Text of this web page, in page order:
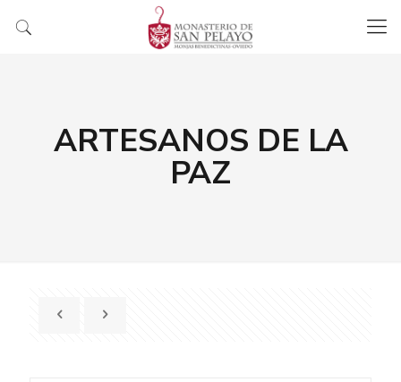
ARTESANOS DE LA
PAZ